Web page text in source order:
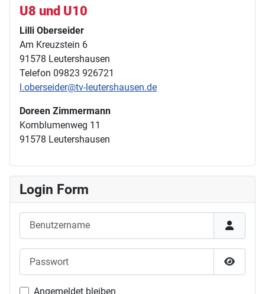
U8 und U10
Lilli Oberseider
Am Kreuzstein 6
91578 Leutershausen
Telefon 09823 926721
l.oberseider@tv-leutershausen.de
Doreen Zimmermann
Kornblumenweg 11
91578 Leutershausen
Login Form
Angemeldet bleiben